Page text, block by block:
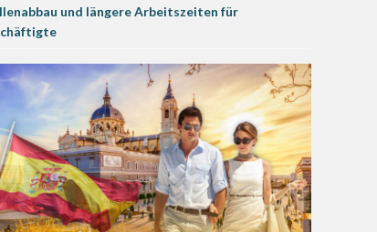
und längere Arbeitszeiten für